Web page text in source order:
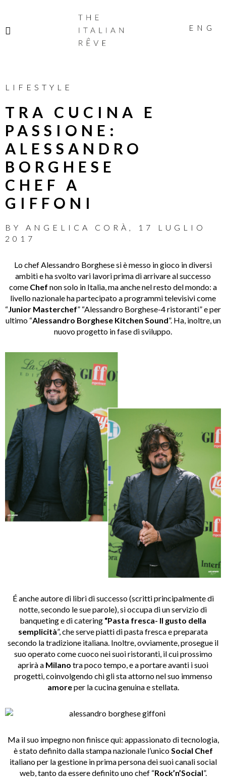
ITALIAN
RÊVE
ENG
LIFESTYLE
TRA CUCINA E
PASSIONE:
ALESSANDRO
BORGHESE
CHEF A
GIFFONI
BY ANGELICA CORÀ ,
17 LUGLIO
2017
Lo chef Alessandro Borghese si è messo in gioco in diversi
ambiti e ha svolto vari lavori prima di arrivare al successo
come Chef non solo in Italia, ma anche nel resto del mondo: a
livello nazionale ha partecipato a programmi televisivi come
“Junior Masterchef” “Alessandro Borghese-4 ristoranti” e per
ultimo “Alessandro Borghese Kitchen Sound”. Ha, inoltre, un
nuovo progetto in fase di sviluppo.
É anche autore di libri di successo (scritti principalmente di
notte, secondo le sue parole), si occupa di un servizio di
banqueting e di catering “Pasta fresca- Il gusto della
semplicità”, che serve piatti di pasta fresca e preparata
secondo la tradizione italiana. Inoltre, ovviamente, prosegue il
suo operato come cuoco nei suoi ristoranti, il cui prossimo
aprirà a Milano tra poco tempo, e a portare avanti i suoi
progetti, coinvolgendo chi gli sta attorno nel suo immenso
amoreper la cucina genuina e stellata.
Ma il suo impegno non finisce qui: appassionato di tecnologia,
è stato definito dalla stampa nazionale l’unico Social Chef
italiano per la gestione in prima persona dei suoi canali social
web, tanto da essere definito uno chef “Rock’n’Social”.